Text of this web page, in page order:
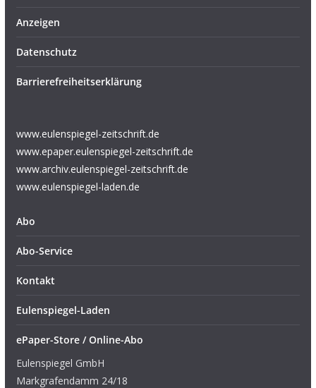
Anzeigen
Datenschutz
Barrierefreiheitserklärung
www.eulenspiegel-zeitschrift.de
www.epaper.eulenspiegel-zeitschrift.de
www.archiv.eulenspiegel-zeitschrift.de
www.eulenspiegel-laden.de
Abo
Abo-Service
Kontakt
Eulenspiegel-Laden
ePaper-Store / Online-Abo
Eulenspiegel GmbH
Markgrafendamm 24/18